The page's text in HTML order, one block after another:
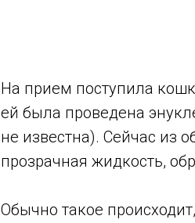
На прием поступила
ей была проведена
не известна). Сейчас из
прозрачная жидкость,
Обычно такое